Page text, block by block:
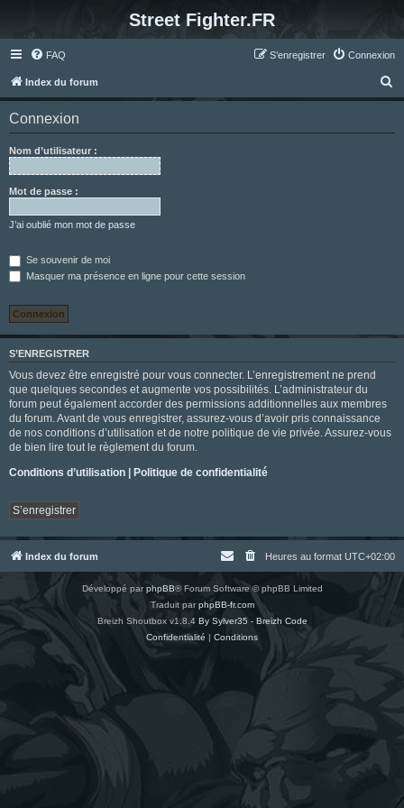
Street Fighter.FR
FAQ Connexion
S’enregistrer
Index du forum
e
Connexion
Nom d’utilisateur :
Mot de passe :
J’ai oublié mon mot de passe
Se souvenir de moi
Masquer ma présence en ligne pour cette session
S’ENREGISTRER
Vous devez être enregistré pour vous connecter. L’enregistrement ne prend
que quelques secondes et augmente vos possibilités. L’administrateur du
forum peut également accorder des permissions additionnelles aux membres
du forum. Avant de vous enregistrer, assurez-vous d’avoir pris connaissance
de nos conditions d’utilisation et de notre politique de vie privée. Assurez-vous
de bien lire tout le règlement du forum.
Conditions d’utilisation | Politique de confidentialité
S’enregistrer
Index du forum Heures au format UTC+02:00
Développé parphpBB® Forum Software © phpBB Limited
Traduit parphpBB-fr.com
Breizh Shoutbox v1.8.4 By Sylver35 - Breizh Code
Confidentialité | Conditions